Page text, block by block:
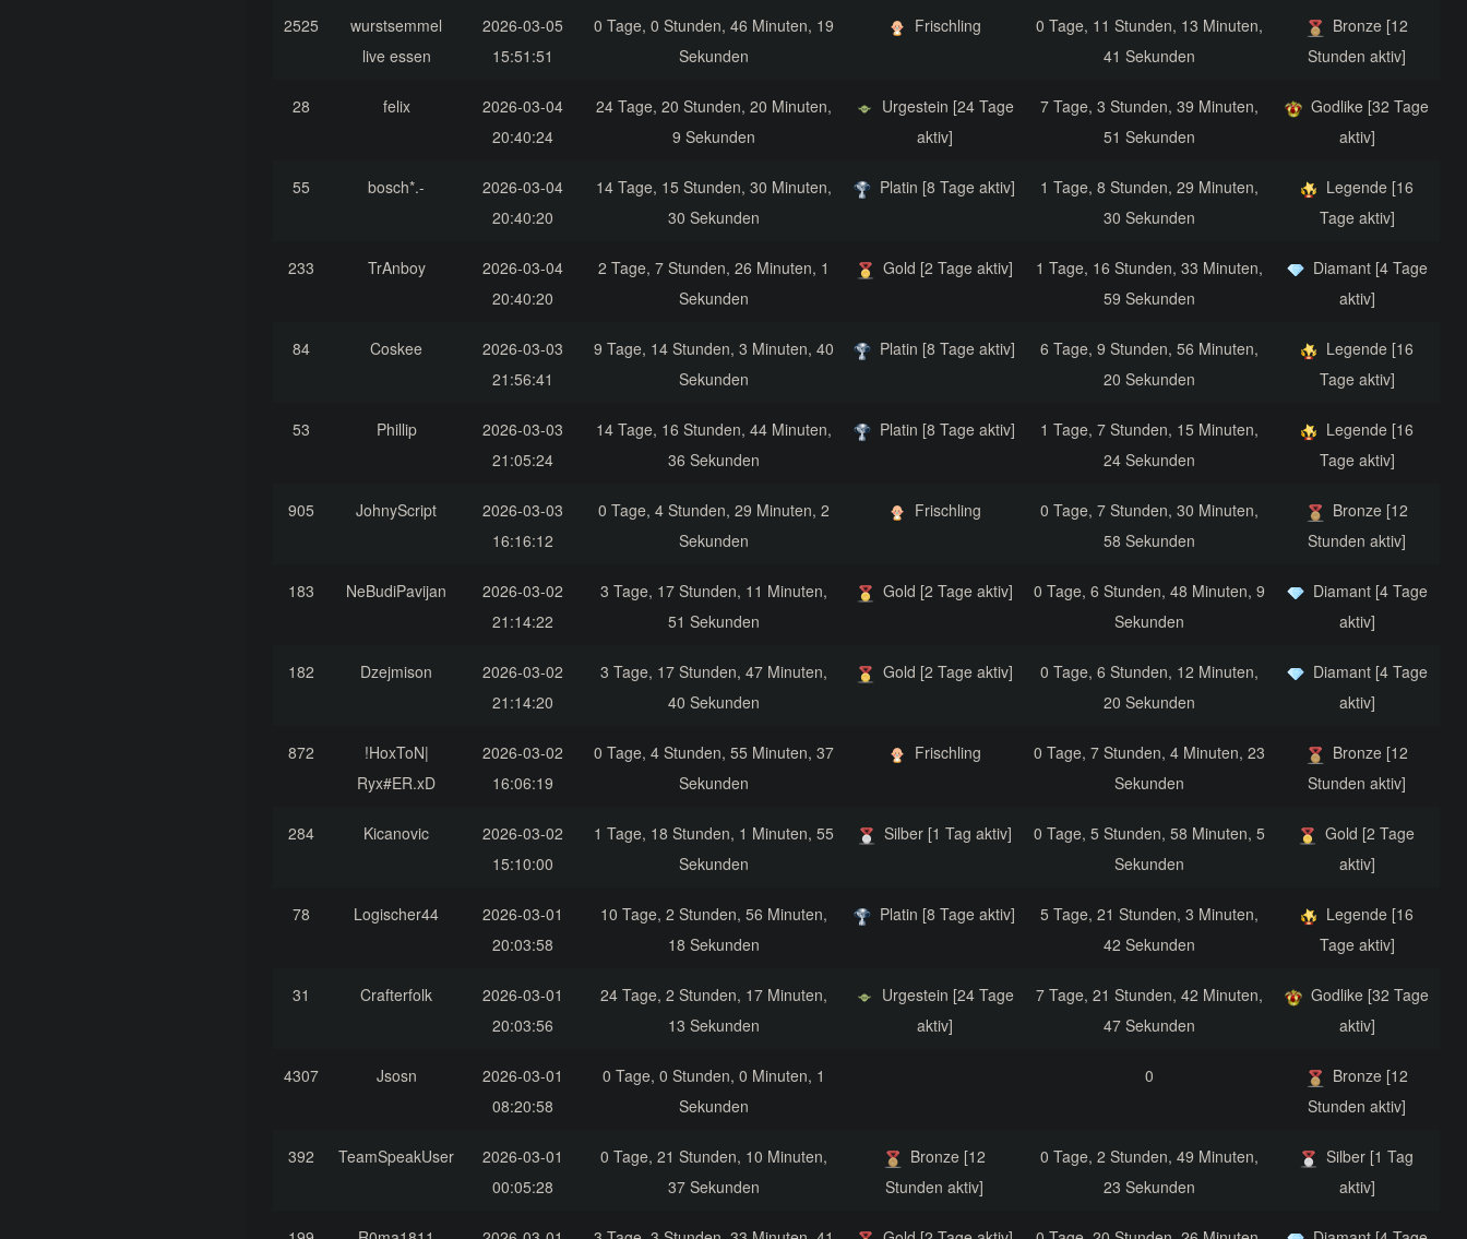
2525
wurstsemmel
live essen
2026-03-05
15:51:51
0 Tage, 0 Stunden, 46 Minuten, 19
Sekunden
Frischling
0 Tage, 11 Stunden, 13 Minuten,
41 Sekunden
Bronze [12
Stunden aktiv]
28 felix
2026-03-04
20:40:24
24 Tage, 20 Stunden, 20 Minuten,
9 Sekunden
Urgestein [24 Tage
aktiv]
7 Tage, 3 Stunden, 39 Minuten,
51 Sekunden
Godlike [32 Tage
aktiv]
55 bosch*.-
2026-03-04
20:40:20
14 Tage, 15 Stunden, 30 Minuten,
30 Sekunden
Platin [8 Tage aktiv]
1 Tage, 8 Stunden, 29 Minuten,
30 Sekunden
Legende [16
Tage aktiv]
233 TrAnboy
2026-03-04
20:40:20
2 Tage, 7 Stunden, 26 Minuten, 1
Sekunden
Gold [2 Tage aktiv]
1 Tage, 16 Stunden, 33 Minuten,
59 Sekunden
Diamant [4 Tage
aktiv]
84 Coskee
2026-03-03
21:56:41
9 Tage, 14 Stunden, 3 Minuten, 40
Sekunden
Platin [8 Tage aktiv]
6 Tage, 9 Stunden, 56 Minuten,
20 Sekunden
Legende [16
Tage aktiv]
53 Phillip
2026-03-03
21:05:24
14 Tage, 16 Stunden, 44 Minuten,
36 Sekunden
Platin [8 Tage aktiv]
1 Tage, 7 Stunden, 15 Minuten,
24 Sekunden
Legende [16
Tage aktiv]
905 JohnyScript
2026-03-03
16:16:12
0 Tage, 4 Stunden, 29 Minuten, 2
Sekunden
Frischling
0 Tage, 7 Stunden, 30 Minuten,
58 Sekunden
Bronze [12
Stunden aktiv]
183 NeBudiPavijan
2026-03-02
21:14:22
3 Tage, 17 Stunden, 11 Minuten,
51 Sekunden
Gold [2 Tage aktiv]
0 Tage, 6 Stunden, 48 Minuten, 9
Sekunden
Diamant [4 Tage
aktiv]
182 Dzejmison
2026-03-02
21:14:20
3 Tage, 17 Stunden, 47 Minuten,
40 Sekunden
Gold [2 Tage aktiv]
0 Tage, 6 Stunden, 12 Minuten,
20 Sekunden
Diamant [4 Tage
aktiv]
872
!HoxToN|
Ryx#ER.xD
2026-03-02
16:06:19
0 Tage, 4 Stunden, 55 Minuten, 37
Sekunden
Frischling
0 Tage, 7 Stunden, 4 Minuten, 23
Sekunden
Bronze [12
Stunden aktiv]
284 Kicanovic
2026-03-02
15:10:00
1 Tage, 18 Stunden, 1 Minuten, 55
Sekunden
Silber [1 Tag aktiv]
0 Tage, 5 Stunden, 58 Minuten, 5
Sekunden
Gold [2 Tage
aktiv]
78 Logischer44
2026-03-01
20:03:58
10 Tage, 2 Stunden, 56 Minuten,
18 Sekunden
Platin [8 Tage aktiv]
5 Tage, 21 Stunden, 3 Minuten,
42 Sekunden
Legende [16
Tage aktiv]
31 Crafterfolk
2026-03-01
20:03:56
24 Tage, 2 Stunden, 17 Minuten,
13 Sekunden
Urgestein [24 Tage
aktiv]
7 Tage, 21 Stunden, 42 Minuten,
47 Sekunden
Godlike [32 Tage
aktiv]
4307 Jsosn
2026-03-01
08:20:58
0 Tage, 0 Stunden, 0 Minuten, 1
Sekunden
0
Bronze [12
Stunden aktiv]
392 TeamSpeakUser
2026-03-01
00:05:28
0 Tage, 21 Stunden, 10 Minuten,
37 Sekunden
Bronze [12
Stunden aktiv]
0 Tage, 2 Stunden, 49 Minuten,
23 Sekunden
Silber [1 Tag
aktiv]